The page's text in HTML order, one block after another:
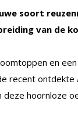
soort
van de
en
recent ontdekte
hoornloze